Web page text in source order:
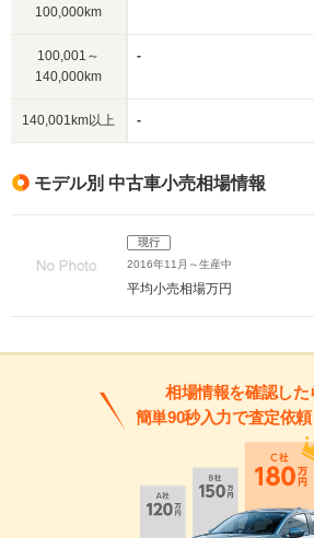
100,000km
100,001～
140,000km
-
140,001km以上 -
モデル別 中古車小売相場情報
現行
2016年11月～生産中
平均小売相場万円
相場情報を確認した
簡単90秒入力で査定依頼